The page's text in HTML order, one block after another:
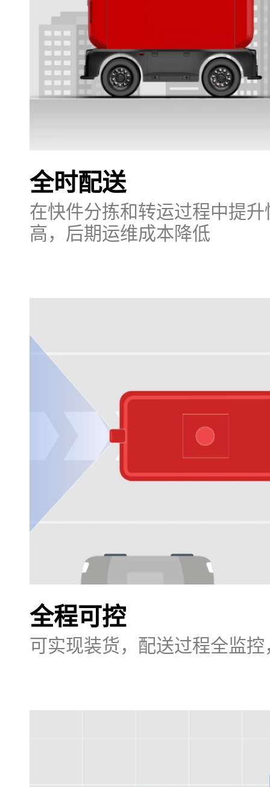
全时配送
在快件分拣和转运过程中提
高，后期运维成本降低
全程可控
可实现装货，配送过程全监